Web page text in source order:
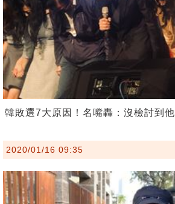
韓敗選7大原因！名嘴轟：沒檢討到他
2020/01/16 09:35